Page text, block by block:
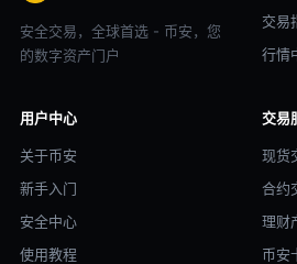
安全交易，全球首选 - 币安，您
的数字资产门户
交易
行情
用户中心
关于币安
新手入门
安全中心
使用教程
交易
现货
合约
理财
币安